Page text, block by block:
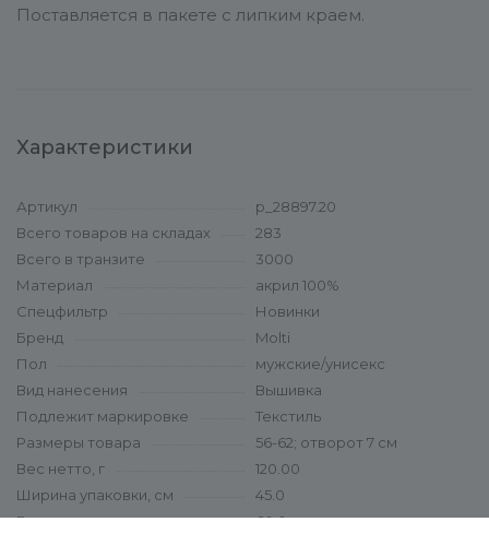
Поставляется в пакете с липким краем.
Характеристики
Артикул
p_28897.20
Всего товаров на складах
283
Всего в транзите
3000
Материал
акрил 100%
Спецфильтр
Новинки
Бренд
Molti
Пол
мужские/унисекс
Вид нанесения
Вышивка
Подлежит маркировке
Текстиль
Размеры товара
56-62; отворот 7 см
Вес нетто, г
120.00
Ширина упаковки, см
45.0
Высота упаковки, см
60.0